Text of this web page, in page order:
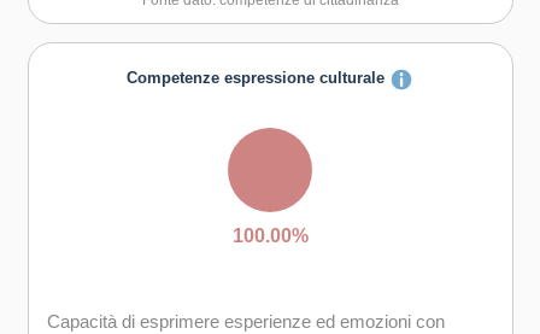
provare empatia
Capacità di accettare la responsabilità
Competenze espressione culturale
100.00%
Capacità di esprimere esperienze ed emozioni con